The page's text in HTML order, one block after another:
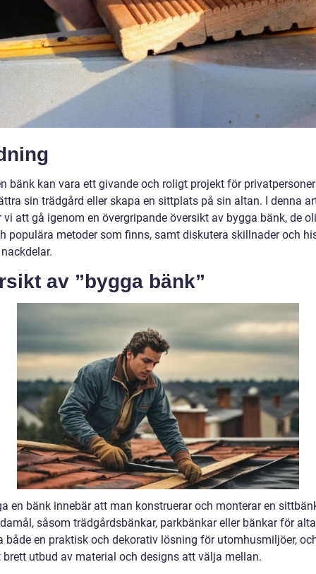
bänk kan vara ett givande och roligt projekt för
sin trädgård eller skapa en sittplats på sin altan. I denna
vi att gå igenom en övergripande översikt av bygga bänk, de
populära metoder som finns, samt diskutera skillnader och
av ”bygga bänk”
en bänk innebär att man konstruerar och monterar en
såsom trädgårdsbänkar, parkbänkar eller bänkar för
både en praktisk och dekorativ lösning för utomhusmiljöer,
brett utbud av material och designs att välja mellan.